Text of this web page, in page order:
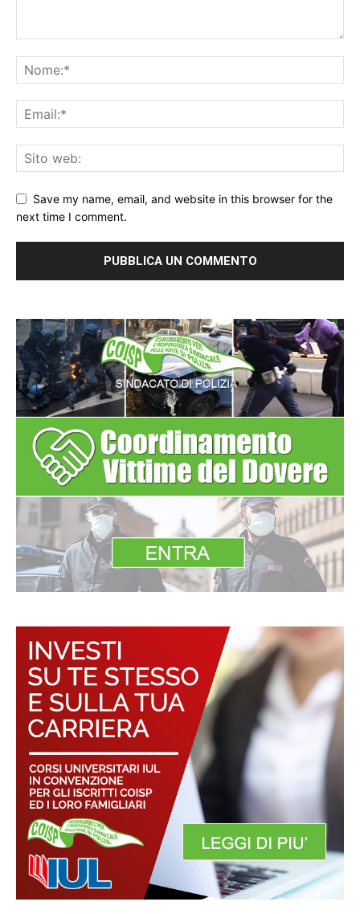
Save my name, email, and website in this browser for the
next time I comment.